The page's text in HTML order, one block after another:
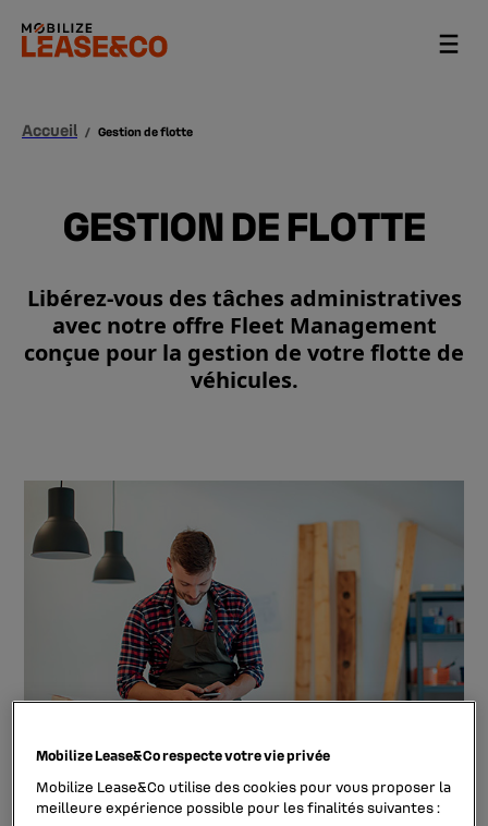
Accueil / Gestion de flotte
GESTION DE FLOTTE
Libérez-vous des tâches administratives
avec notre offre Fleet Management
conçue pour la gestion de votre flotte de
véhicules.
Mobilize Lease&Co respecte votre vie privée
Mobilize Lease&Co utilise des cookies pour vous proposer la
meilleure expérience possible pour les finalités suivantes :